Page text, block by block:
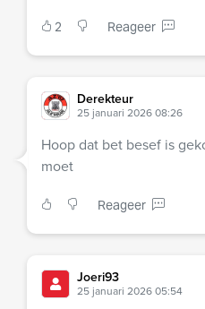
2 Reageer
Derekteur
25 januari 2026 08:26
Hoop dat bet besef is
moet
Reageer
Joeri93
25 januari 2026 05:54